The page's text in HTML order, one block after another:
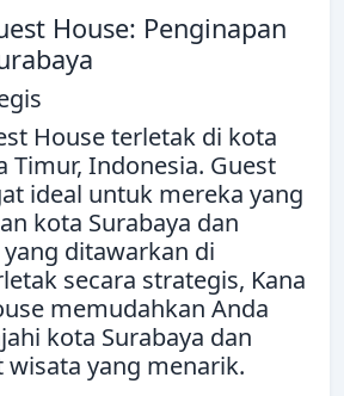
House: Penginapan
House terletak di kota
Timur, Indonesia. Guest
ideal untuk mereka yang
kota Surabaya dan
ditawarkan di
secara strategis, Kana
memudahkan Anda
kota Surabaya dan
yang menarik.